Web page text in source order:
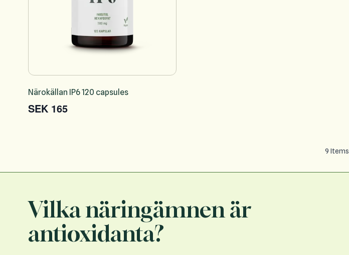
Närokällan IP6 120 capsules
SEK 165
9 Items
Vilka näringämnen är
antioxidanta?